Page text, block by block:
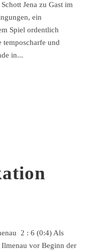
Jena zu Gast im
ein
Spiel ordentlich
temposcharfe und
in...
2 : 6 (0:4) Als
Ilmenau vor Beginn der